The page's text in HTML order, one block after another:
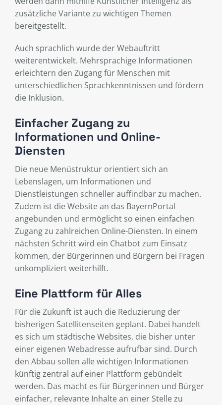
zusätzliche Variante zu wichtigen Themen
bereitgestellt.
Auch sprachlich wurde der Webauftritt
weiterentwickelt. Mehrsprachige Informationen
erleichtern den Zugang für Menschen mit
unterschiedlichen Sprachkenntnissen und fördern
die Inklusion.
Einfacher Zugang zu
Informationen und Online-
Diensten
Die neue Menüstruktur orientiert sich an
Lebenslagen, um Informationen und
Dienstleistungen schneller auffindbar zu machen.
Zudem ist die Website an das BayernPortal
angebunden und ermöglicht so einen einfachen
Zugang zu zahlreichen Online-Diensten. In einem
nächsten Schritt wird ein Chatbot zum Einsatz
kommen, der Bürgerinnen und Bürgern bei Fragen
unkompliziert weiterhilft.
Eine Plattform für Alles
Für die Zukunft ist auch die Reduzierung der
bisherigen Satellitenseiten geplant. Dabei handelt
es sich um städtische Websites, die bisher unter
einer eigenen Webadresse aufrufbar sind. Durch
den Abbau sollen alle wichtigen Informationen
künftig zentral auf einer Plattform gebündelt
werden. Das macht es für Bürgerinnen und Bürger
einfacher, relevante Inhalte an einer Stelle zu